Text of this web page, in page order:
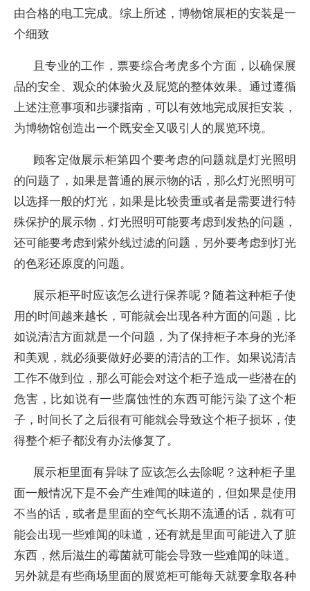
由合格的电工完成。综上所述，博物馆展柜的安装是一
个细致
且专业的工作，票要综合考虎多个方面，以确保展
品的安全、观众的体验火及屁览的整体效果。通过遵循
上述注意事项和步骤指南，可以有效地完成展拒安装，
为博物馆创造出一个既安全又吸引人的展览环境。
顾客定做展示柜第四个要考虑的问题就是灯光照明
的问题了，如果是普通的展示物的话，那么灯光照明可
以选择一般的灯光，如果是比较贵重或者是需要进行特
殊保护的展示物，灯光照明可能要考虑到发热的问题，
还可能要考虑到紫外线过滤的问题，另外要考虑到灯光
的色彩还原度的问题。
展示柜平时应该怎么进行保养呢？随着这种柜子使
用的时间越来越长，可能就会出现各种方面的问题，比
如说清洁方面就是一个问题，为了保持柜子本身的光泽
和美观，就必须要做好必要的清洁的工作。如果说清洁
工作不做到位，那么可能会对这个柜子造成一些潜在的
危害，比如说有一些腐蚀性的东西可能污染了这个柜
子，时间长了之后很有可能就会导致这个柜子损坏，使
得整个柜子都没有办法修复了。
展示柜里面有异味了应该怎么去除呢？这种柜子里
面一般情况下是不会产生难闻的味道的，但如果是使用
不当的话，或者是里面的空气长期不流通的话，就有可
能会出现一些难闻的味道，还有就是里面可能进入了脏
东西，然后滋生的霉菌就可能会导致一些难闻的味道。
另外就是有些商场里面的展览柜可能每天就要拿取各种